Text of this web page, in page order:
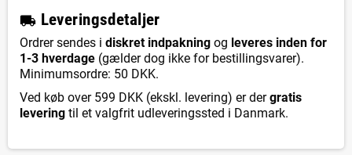
local_shipping Leveringsdetaljer
Ordrer sendes i diskret indpakning og leveres inden for
1-3 hverdage (gælder dog ikke for bestillingsvarer).
Minimumsordre: 50 DKK.
Ved køb over 599 DKK (ekskl. levering) er dergratis
levering til et valgfrit udleveringssted i Danmark.